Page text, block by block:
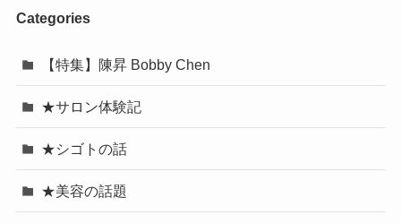
Categories
【特集】陳昇 Bobby Chen
★サロン体験記
★シゴトの話
★美容の話題